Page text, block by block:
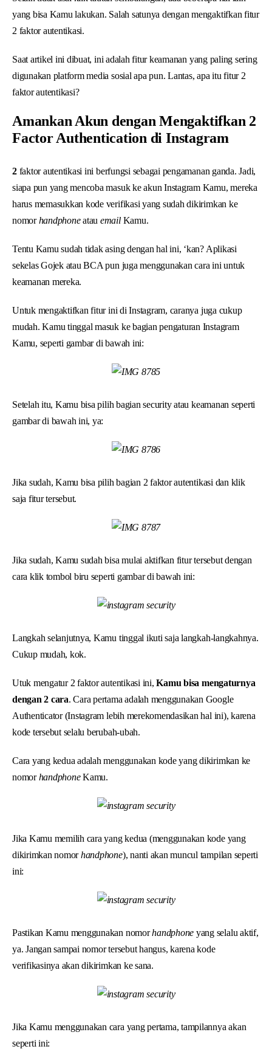
yang bisa Kamu lakukan. Salah satunya dengan mengaktifkan fitur
2 faktor autentikasi.
Saat artikel ini dibuat, ini adalah fitur keamanan yang paling sering
digunakan platform media sosial apa pun. Lantas, apa itu fitur 2
faktor autentikasi?
Amankan Akun dengan Mengaktifkan 2
Factor Authentication di Instagram
2 faktor autentikasi ini berfungsi sebagai pengamanan ganda. Jadi,
siapa pun yang mencoba masuk ke akun Instagram Kamu, mereka
harus memasukkan kode verifikasi yang sudah dikirimkan ke
nomorhandphoneatau emailKamu.
Tentu Kamu sudah tidak asing dengan hal ini, ‘kan? Aplikasi
sekelas Gojek atau BCA pun juga menggunakan cara ini untuk
keamanan mereka.
Untuk mengaktifkan fitur ini di Instagram, caranya juga cukup
mudah. Kamu tinggal masuk ke bagian pengaturan Instagram
Kamu, seperti gambar di bawah ini:
Setelah itu, Kamu bisa pilih bagian security atau keamanan seperti
gambar di bawah ini, ya:
Jika sudah, Kamu bisa pilih bagian 2 faktor autentikasi dan klik
saja fitur tersebut.
Jika sudah, Kamu sudah bisa mulai aktifkan fitur tersebut dengan
cara klik tombol biru seperti gambar di bawah ini:
Langkah selanjutnya, Kamu tinggal ikuti saja langkah-langkahnya.
Cukup mudah, kok.
Utuk mengatur 2 faktor autentikasi ini,Kamu bisa mengaturnya
dengan 2 cara. Cara pertama adalah menggunakan Google
Authenticator (Instagram lebih merekomendasikan hal ini), karena
kode tersebut selalu berubah-ubah.
Cara yang kedua adalah menggunakan kode yang dikirimkan ke
nomorhandphoneKamu.
Jika Kamu memilih cara yang kedua (menggunakan kode yang
dikirimkan nomorhandphone), nanti akan muncul tampilan seperti
ini:
Pastikan Kamu menggunakan nomorhandphone yang selalu aktif,
ya. Jangan sampai nomor tersebut hangus, karena kode
verifikasinya akan dikirimkan ke sana.
Jika Kamu menggunakan cara yang pertama, tampilannya akan
seperti ini: